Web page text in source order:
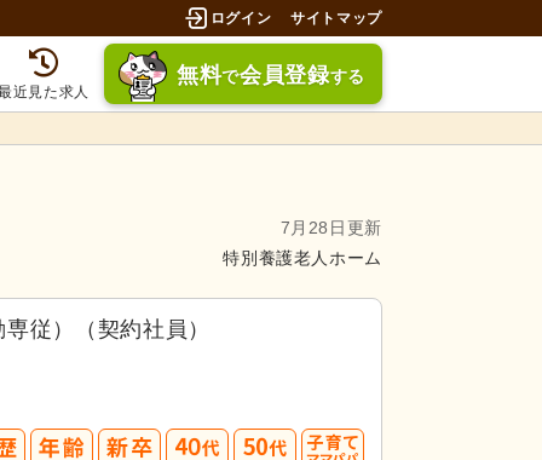
ログイン サイトマップ
近見た求人
無料で会員登録する
7月28日更新
特別養護老人ホーム
従）（契約社員）